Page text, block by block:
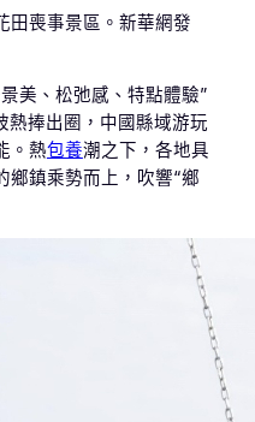
喪事景區。新華網發
美、松弛感、特點體驗”
熱捧出圈，中國縣域游玩
。熱包養潮之下，各地具
鄉鎮乘勢而上，吹響“鄉